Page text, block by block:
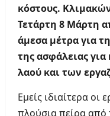
κόστους.
Τετάρτη 8 Μάρτη
άμεσα μέτρα για
της ασφάλειας
λαού και των
Εμείς ιδιαίτερα οι
πλούσια πείρα από